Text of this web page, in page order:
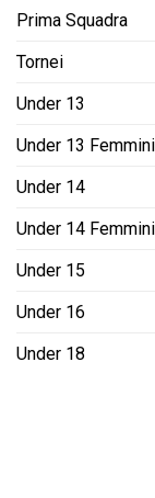
Prima Squadra
Tornei
Under 13
Under 13
Under 14
Under 14
Under 15
Under 16
Under 18